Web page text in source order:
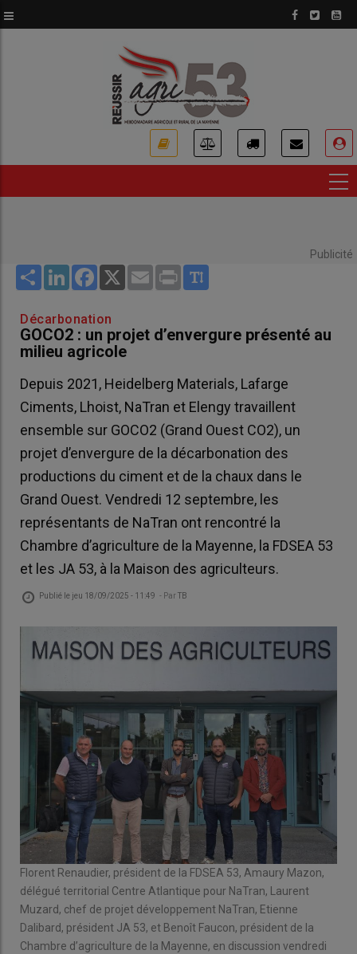
au
Publicité
Share LinkedInFacebook
X Email Print
Décarbonation
GOCO2 : un projet d’envergure présenté au
milieu agricole
Depuis 2021, Heidelberg Materials, Lafarge
Ciments, Lhoist, NaTran et Elengy travaillent
ensemble sur GOCO2 (Grand Ouest CO2), un
projet d’envergure de la décarbonation des
productions du ciment et de la chaux dans le
Grand Ouest. Vendredi 12 septembre, les
représentants de NaTran ont rencontré la
Chambre d’agriculture de la Mayenne, la FDSEA 53
et les JA 53, à la Maison des agriculteurs.
Publié le jeu 18/09/2025 - 11:49 - ParTB
Florent Renaudier, président de la FDSEA 53, Amaury Mazon,
délégué territorial Centre Atlantique pour NaTran, Laurent
Muzard, chef de projet développement NaTran, Etienne
Dalibard, président JA 53, et Benoît Faucon, président de la
Chambre d’agriculture de la Mayenne, en discussion vendredi